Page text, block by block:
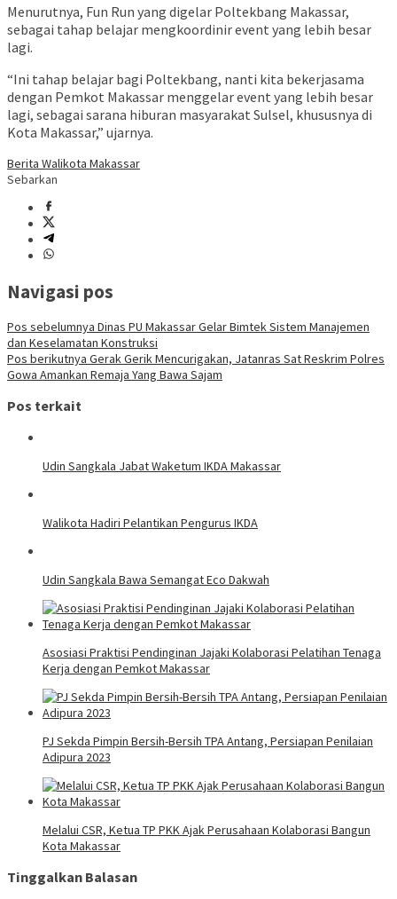
Menurutnya, Fun Run yang digelar Poltekbang Makassar,
sebagai tahap belajar mengkoordinir event yang lebih besar
lagi.
“Ini tahap belajar bagi Poltekbang, nanti kita bekerjasama
dengan Pemkot Makassar menggelar event yang lebih besar
lagi, sebagai sarana hiburan masyarakat Sulsel, khususnya di
Kota Makassar,” ujarnya.
Berita Walikota Makassar
Sebarkan
Navigasi pos
Pos sebelumnya Dinas PU Makassar Gelar Bimtek Sistem Manajemen
dan Keselamatan Konstruksi
Pos berikutnya Gerak Gerik Mencurigakan, Jatanras Sat Reskrim Polres
Gowa Amankan Remaja Yang Bawa Sajam
Pos terkait
Udin Sangkala Jabat Waketum IKDA Makassar
Walikota Hadiri Pelantikan Pengurus IKDA
Udin Sangkala Bawa Semangat Eco Dakwah
Asosiasi Praktisi Pendinginan Jajaki Kolaborasi Pelatihan Tenaga
Kerja dengan Pemkot Makassar
PJ Sekda Pimpin Bersih-Bersih TPA Antang, Persiapan Penilaian
Adipura 2023
Melalui CSR, Ketua TP PKK Ajak Perusahaan Kolaborasi Bangun
Kota Makassar
Tinggalkan Balasan